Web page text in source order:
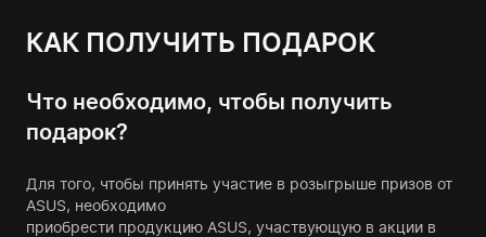
КАК ПОЛУЧИТЬ ПОДАРОК
Что необходимо, чтобы получить
подарок?
Для того, чтобы принять участие в розыгрыше призов от
ASUS, необходимо
приобрести продукцию ASUS, участвующую в акции в